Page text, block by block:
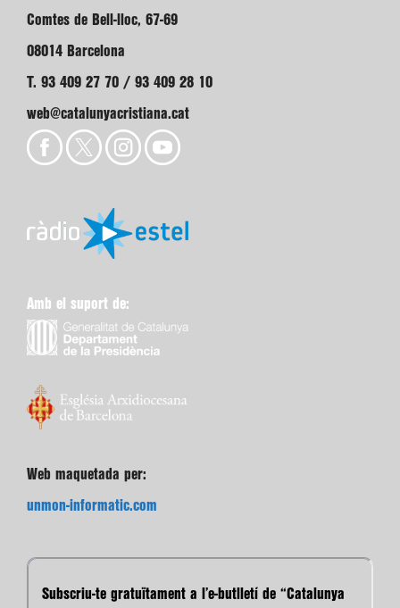
Comtes de Bell-lloc, 67-69
08014 Barcelona
T. 93 409 27 70 / 93 409 28 10
web@catalunyacristiana.cat
Amb el suport de:
Web maquetada per:
unmon-informatic.com
Subscriu-te gratuïtament a l’e-butlletí de “Catalunya